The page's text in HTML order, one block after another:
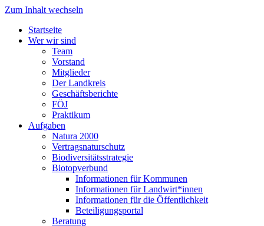
Zum Inhalt wechseln
Startseite
Wer wir sind
Team
Vorstand
Mitglieder
Der Landkreis
Geschäftsberichte
FÖJ
Praktikum
Aufgaben
Natura 2000
Vertragsnaturschutz
Biodiversitätsstrategie
Biotopverbund
Informationen für Kommunen
Informationen für Landwirt*innen
Informationen für die Öffentlichkeit
Beteiligungsportal
Beratung